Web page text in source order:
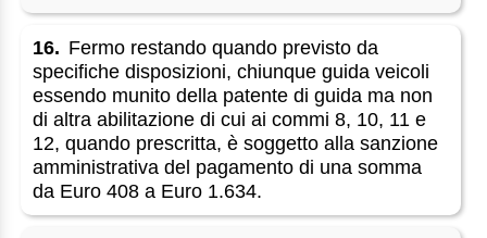
16. Fermo restando quando previsto da
specifiche disposizioni, chiunque guida veicoli
essendo munito della patente di guida ma non
di altra abilitazione di cui ai commi 8, 10, 11 e
12, quando prescritta, è soggetto alla sanzione
amministrativa del pagamento di una somma
da Euro 408 a Euro 1.634.